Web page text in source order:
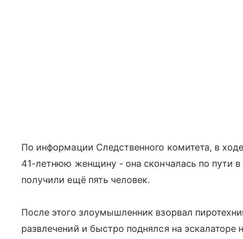
По информации Следственного комитета, в
41-летнюю женщину - она скончалась по пути
получили ещё пять человек.
После этого злоумышленник взорвал
развлечений и быстро поднялся на эскалаторе